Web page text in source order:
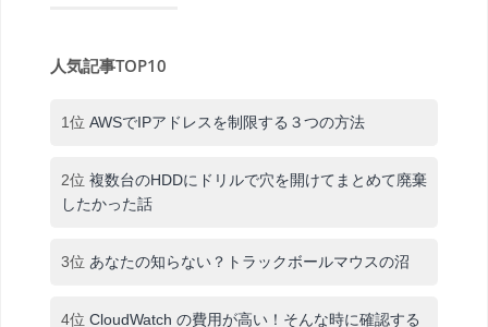
人気記事TOP10
1位 AWSでIPアドレスを制限する３つの方法
2位 複数台のHDDにドリルで穴を開けてまとめて廃棄
したかった話
3位 あなたの知らない？トラックボールマウスの沼
4位 CloudWatch の費用が高い！そんな時に確認する